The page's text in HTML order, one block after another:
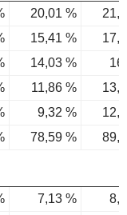
20,01 %
15,41 %
14,03 %
11,86 %
9,32 %
78,59 %
7,13 %